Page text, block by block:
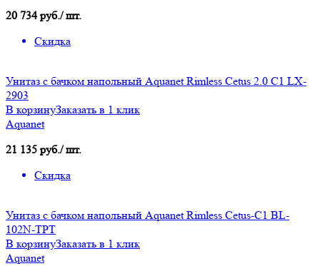
20 734 руб./ шт.
Скидка
Унитаз с бачком напольный Aquanet Rimless Cetus 2.0 C1 LX-
2903
В корзинуЗаказать в 1 клик
Aquanet
21 135 руб./ шт.
Скидка
Унитаз с бачком напольный Aquanet Rimless Cetus-C1 BL-
102N-TPT
В корзинуЗаказать в 1 клик
Aquanet